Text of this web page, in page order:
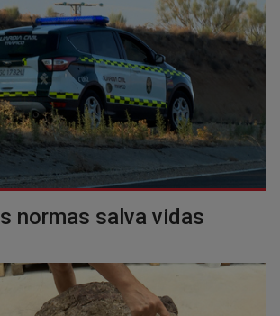
normas salva vidas